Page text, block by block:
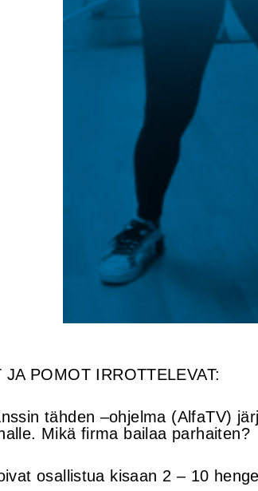
JA POMOT IRROTTELEVAT:
tähden –ohjelma (AlfaTV)
Mikä firma bailaa parhaiten?
osallistua kisaan 2 – 10